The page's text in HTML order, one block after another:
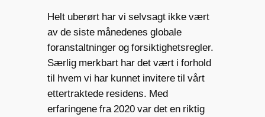
Helt uberørt har vi selvsagt ikke vært
av de siste månedenes globale
foranstaltninger og forsiktighetsregler.
Særlig merkbart har det vært i forhold
til hvem vi har kunnet invitere til vårt
ettertraktede residens. Med
erfaringene fra 2020 var det en riktig